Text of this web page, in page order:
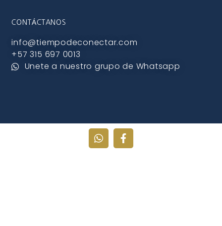
CONTÁCTANOS
info@tiempodeconectar.com
+57 315 697 0013
Unete a nuestro grupo de Whatsapp